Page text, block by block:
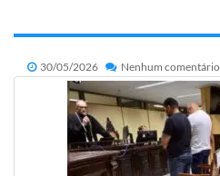
30/05/2026 Nenhum comentário